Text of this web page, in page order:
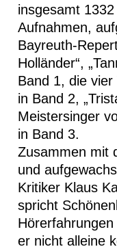
insgesamt
Aufnahmen,
Bayreuth-
Holländer“,
Band 1, die vier
in Band 2,
Meistersinger
in Band 3.
Zusammen mit
und
Kritiker Klaus
spricht
er nicht alleine